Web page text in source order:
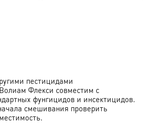
пестицидами
Флекси совместим с
фунгицидов и инсектицидов.
смешивания проверить